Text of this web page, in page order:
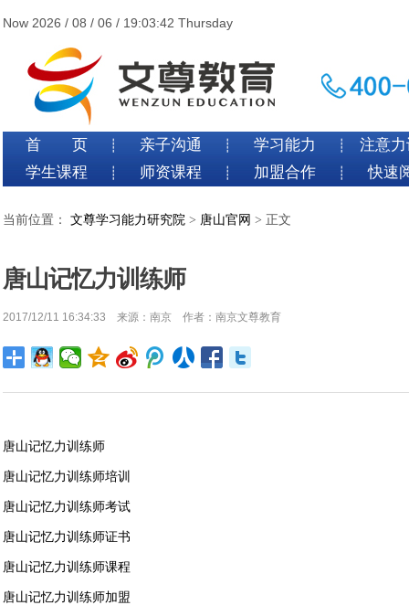
Now 2026 / 08 / 06 / 19:03:42 Thursday
首 页 ┊ 亲子沟通 ┊ 学习能力 ┊
注意
学生课程
┊ 师资课程 ┊ 加盟合作 ┊ 快速
当前位置： 文尊学习能力研究院 > 唐山官网 > 正文
唐山记忆力训练师
2017/12/11 16:34:33 来源：南京 作者：南京文尊教育
唐山记忆力训练师
唐山记忆力训练师培训
唐山记忆力训练师考试
唐山记忆力训练师证书
唐山记忆力训练师课程
唐山记忆力训练师加盟